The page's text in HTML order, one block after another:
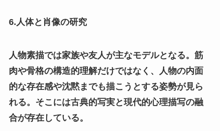
6.人体と肖像の研究
人物素描では家族や友人が主なモデルとなる。筋
肉や骨格の構造的理解だけではなく、人物の内面
的な存在感や沈黙までも描こうとする姿勢が見ら
れる。そこには古典的写実と現代的心理描写の融
合が存在している。